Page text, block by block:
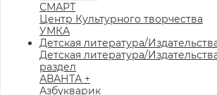
СМАРТ
Центр Культурного творчества
УМКА
Детская литература/
Детская литература/
раздел
АВАНТА +
Азбукварик